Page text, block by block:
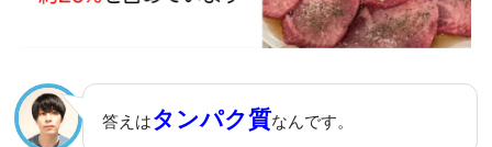
答えはタンパク質なんです。